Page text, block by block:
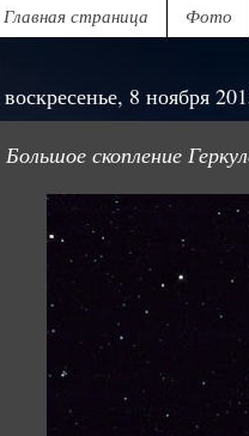
Главная страница Фото
воскресенье, 8 ноября
Большое скопление